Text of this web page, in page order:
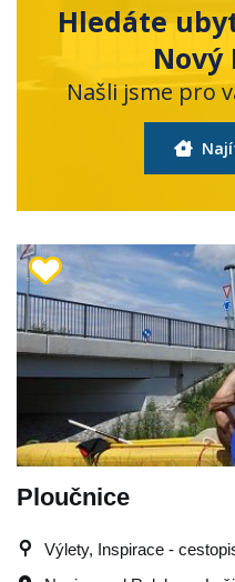
Hledáte
Nový
Našli jsme pro
Ploučnice
Výlety, Inspirace -